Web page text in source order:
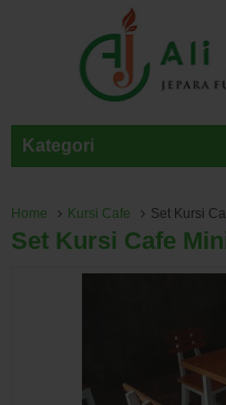
Kategori
Home Kursi Cafe Set Kursi
Set Kursi Cafe